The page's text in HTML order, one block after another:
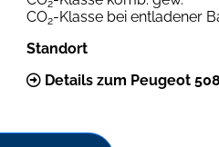
2
CO2-Klasse bei entladener
Standort
Details zum Peugeot